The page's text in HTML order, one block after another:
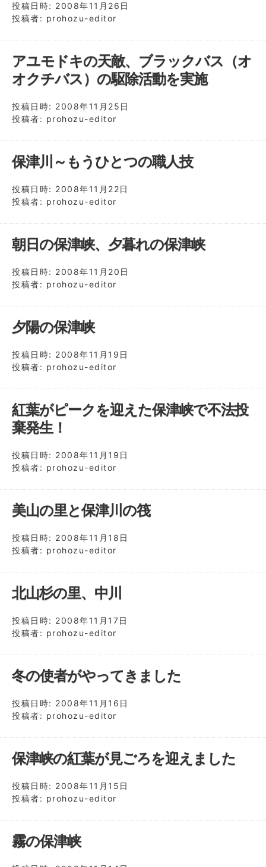
投稿日時: 2008年11月26日
投稿者: prohozu-editor
アユモドキの天敵、ブラックバス（オ
オクチバス）の駆除活動を実施
投稿日時: 2008年11月25日
投稿者: prohozu-editor
保津川～もうひとつの職人技
投稿日時: 2008年11月22日
投稿者: prohozu-editor
朝日の保津峡、夕暮れの保津峡
投稿日時: 2008年11月20日
投稿者: prohozu-editor
夕陽の保津峡
投稿日時: 2008年11月19日
投稿者: prohozu-editor
紅葉がピークを迎えた保津峡で不法投
棄発生！
投稿日時: 2008年11月19日
投稿者: prohozu-editor
美山の里と保津川の筏
投稿日時: 2008年11月18日
投稿者: prohozu-editor
北山杉の里、中川
投稿日時: 2008年11月17日
投稿者: prohozu-editor
冬の使者がやってきました
投稿日時: 2008年11月16日
投稿者: prohozu-editor
保津峡の紅葉が見ごろを迎えました
投稿日時: 2008年11月15日
投稿者: prohozu-editor
霧の保津峡